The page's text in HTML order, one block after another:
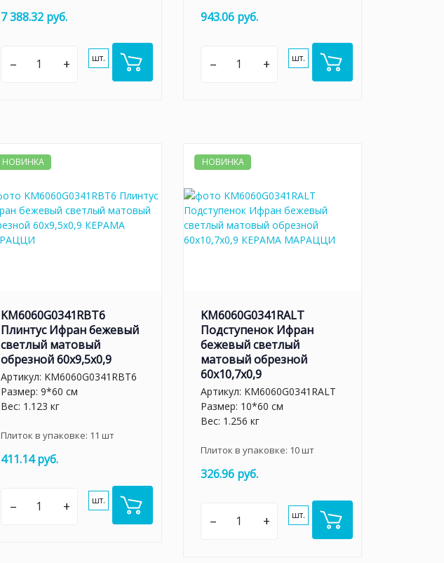
7 388.32 руб.
– + шт.
943.06 руб.
– + шт.
НОВИНКА
KM6060G0341RBT6
Плинтус Ифран бежевый
светлый матовый
обрезной 60x9,5x0,9
Артикул: KM6060G0341RBT6
Размер: 9*60 см
Вес: 1.123 кг
Плиток в упаковке: 11 шт
411.14 руб.
– + шт.
НОВИНКА
KM6060G0341RALT
Подступенок Ифран
бежевый светлый
матовый обрезной
60x10,7x0,9
Артикул: KM6060G0341RALT
Размер: 10*60 см
Вес: 1.256 кг
Плиток в упаковке: 10шт
326.96 руб.
– + шт.